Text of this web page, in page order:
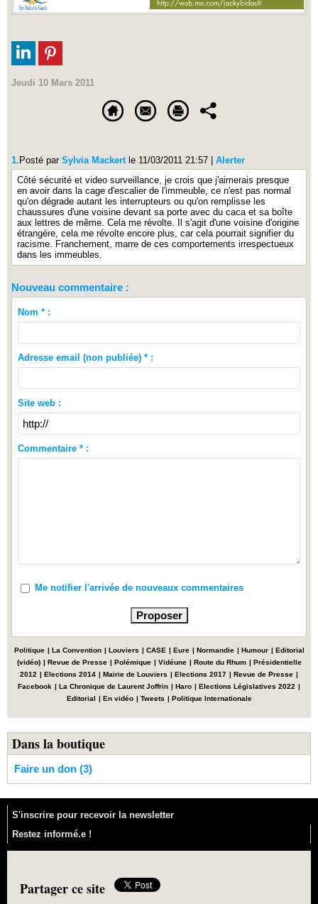
Jeudi 10 Mars 2011
1. Posté par Sylvia Mackert le 11/03/2011 21:57
Alerter
Côté sécurité et video surveillance, je crois que j'aimerais presque
en avoir dans la cage d'escalier de l'immeuble, ce n'est pas normal
qu'on dégrade autant les interrupteurs ou qu'on remplisse les
chaussures d'une voisine devant sa porte avec du caca et sa boîte
aux lettres de même. Cela me révolte. Il s'agit d'une voisine d'origine
étrangère, cela me révolte encore plus, car cela pourrait signifier du
racisme. Franchement, marre de ces comportements irrespectueux
dans les immeubles.
Nouveau commentaire :
Nom * :
Adresse email (non publiée) * :
Site web :
Commentaire * :
Me notifier l'arrivée de nouveaux commentaires
Politique | La Convention | Louviers | CASE | Eure | Normandie | Humour | Editorial
(vidéo) | Revue de Presse | Polémique | Vidéune | Route du Rhum | Présidentielle
2012 | Elections 2014 | Mairie de Louviers | Elections 2017 | Revue de Presse |
Facebook | La Chronique de Laurent Joffrin | Haro | Elections Législatives 2022 |
Editorial | En vidéo | Tweets | Politique Internationale
Dans la boutique
Faire un don (3)
S'inscrire pour recevoir la newsletter
Restez informé.e !
Partager ce site